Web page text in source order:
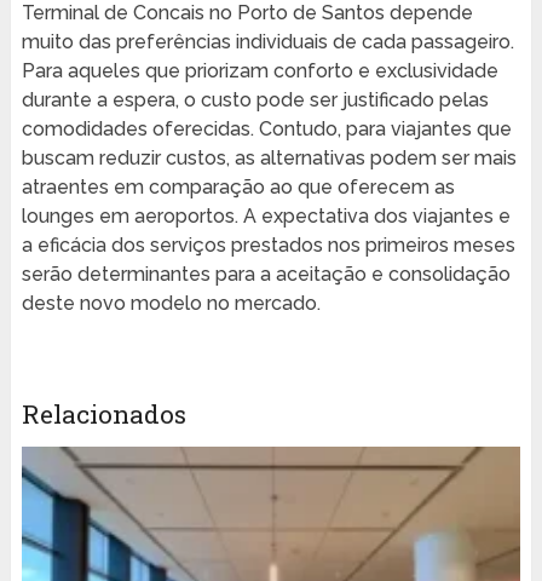
Terminal de Concais no Porto de Santos depende
muito das preferências individuais de cada passageiro.
Para aqueles que priorizam conforto e exclusividade
durante a espera, o custo pode ser justificado pelas
comodidades oferecidas. Contudo, para viajantes que
buscam reduzir custos, as alternativas podem ser mais
atraentes em comparação ao que oferecem as
lounges em aeroportos. A expectativa dos viajantes e
a eficácia dos serviços prestados nos primeiros meses
serão determinantes para a aceitação e consolidação
deste novo modelo no mercado.
Relacionados